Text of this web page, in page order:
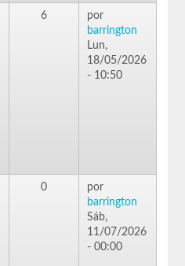
6
por
barrington
Lun,
18/05/2026
- 10:50
0
por
barrington
Sáb,
11/07/2026
- 00:00